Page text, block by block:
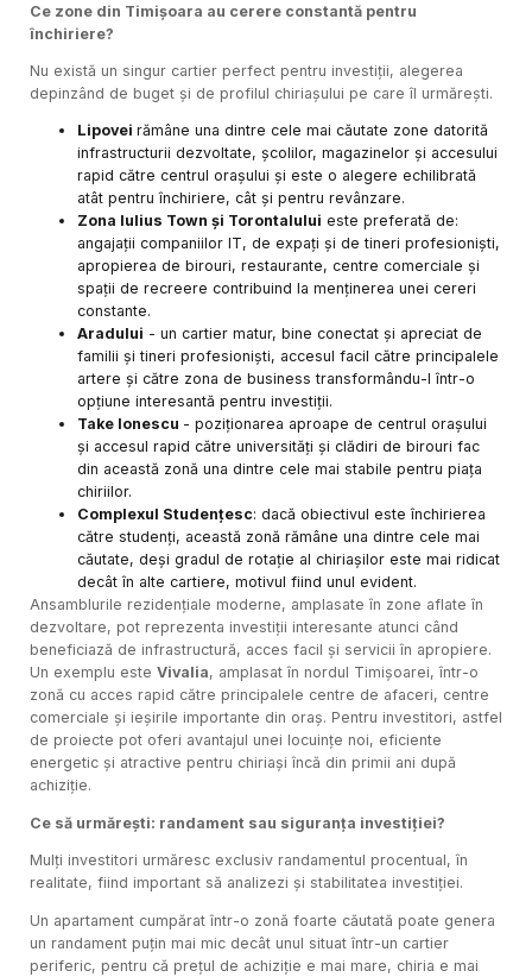
Ce zone din Timișoara au cerere constantă pentru
închiriere?
Nu există un singur cartier perfect pentru investiții, alegerea
depinzând de buget și de profilul chiriașului pe care îl urmărești.
Lipovei rămâne una dintre cele mai căutate zone datorită
infrastructurii dezvoltate, școlilor, magazinelor și accesului
rapid către centrul orașului și este o alegere echilibrată
atât pentru închiriere, cât și pentru revânzare.
Zona Iulius Town și Torontalului este preferată de:
angajații companiilor IT, de expați și de tineri profesioniști,
apropierea de birouri, restaurante, centre comerciale și
spații de recreere contribuind la menținerea unei cereri
constante.
Aradului - un cartier matur, bine conectat și apreciat de
familii și tineri profesioniști, accesul facil către principalele
artere și către zona de business transformându-l într-o
opțiune interesantă pentru investiții.
Take Ionescu - poziționarea aproape de centrul orașului
și accesul rapid către universități și clădiri de birouri fac
din această zonă una dintre cele mai stabile pentru piața
chiriilor.
Complexul Studențesc: dacă obiectivul este închirierea
către studenți, această zonă rămâne una dintre cele mai
căutate, deși gradul de rotație al chiriașilor este mai ridicat
decât în alte cartiere, motivul fiind unul evident.
Ansamblurile rezidențiale moderne, amplasate în zone aflate în
dezvoltare, pot reprezenta investiții interesante atunci când
beneficiază de infrastructură, acces facil și servicii în apropiere.
Un exemplu este Vivalia, amplasat în nordul Timișoarei, într-o
zonă cu acces rapid către principalele centre de afaceri, centre
comerciale și ieșirile importante din oraș. Pentru investitori, astfel
de proiecte pot oferi avantajul unei locuințe noi, eficiente
energetic și atractive pentru chiriași încă din primii ani după
achiziție.
Ce să urmărești: randament sau siguranța investiției?
Mulți investitori urmăresc exclusiv randamentul procentual, în
realitate, fiind important să analizezi și stabilitatea investiției.
Un apartament cumpărat într-o zonă foarte căutată poate genera
un randament puțin mai mic decât unul situat într-un cartier
periferic, pentru că prețul de achiziție e mai mare, chiria e mai